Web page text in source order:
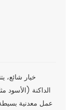
خيار شائع،
الداكنة (الأسود
عمل معدنية